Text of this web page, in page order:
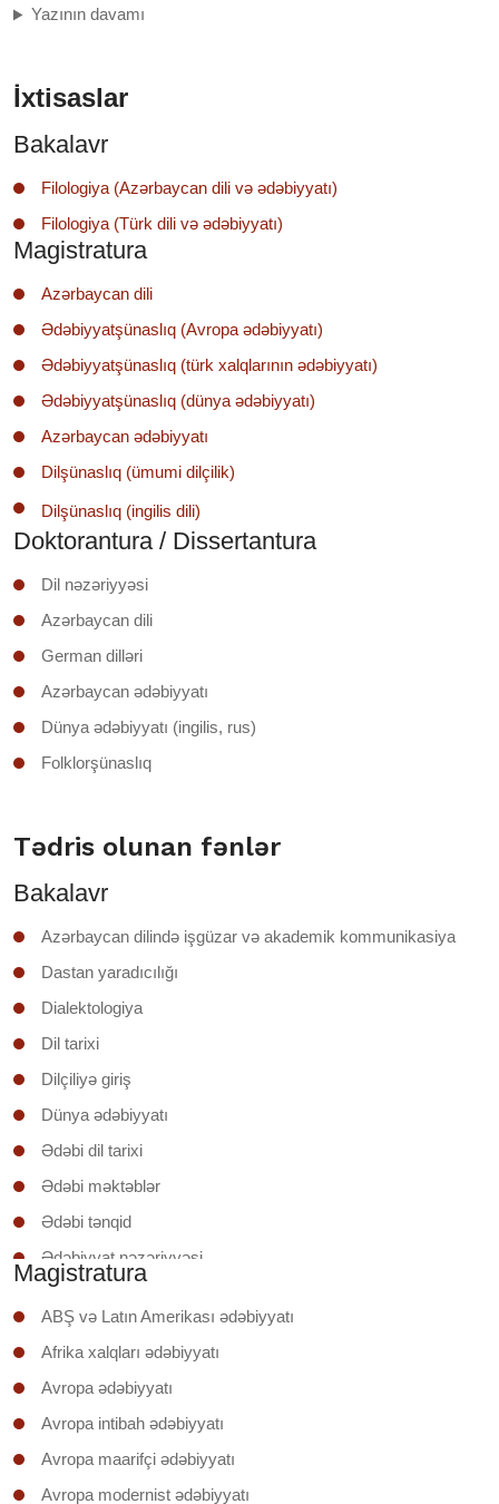
Yazının davamı
İxtisaslar
Bakalavr
Filologiya (Azərbaycan dili və ədəbiyyatı)
Filologiya (Türk dili və ədəbiyyatı)
Magistratura
Azərbaycan dili
Ədəbiyyatşünaslıq (Avropa ədəbiyyatı)
Ədəbiyyatşünaslıq (türk xalqlarının ədəbiyyatı)
Ədəbiyyatşünaslıq (dünya ədəbiyyatı)
Azərbaycan ədəbiyyatı
Dilşünaslıq (ümumi dilçilik)
Dilşünaslıq (ingilis dili)
Doktorantura / Dissertantura
Dil nəzəriyyəsi
Azərbaycan dili
German dilləri
Azərbaycan ədəbiyyatı
Dünya ədəbiyyatı (ingilis, rus)
Folklorşünaslıq
Tədris olunan fənlər
Bakalavr
Azərbaycan dilində işgüzar və akademik kommunikasiya
Dastan yaradıcılığı
Dialektologiya
Dil tarixi
Dilçiliyə giriş
Dünya ədəbiyyatı
Ədəbi dil tarixi
Ədəbi məktəblər
Ədəbi tənqid
Ədəbiyyat nəzəriyyəsi
Ədəbiyyatşünaslığa giriş
Əruzun nəzəri əsasları
İxtisas (regionunun) ölkəsinin ədəbiyyatı
Klassik şerin poetikası
Mətnin təhlili
Mətnlər üzrə iş
Magistratura
ABŞ və Latın Amerikası ədəbiyyatı
Afrika xalqları ədəbiyyatı
Avropa ədəbiyyatı
Avropa intibah ədəbiyyatı
Avropa maarifçi ədəbiyyatı
Avropa modernist ədəbiyyatı